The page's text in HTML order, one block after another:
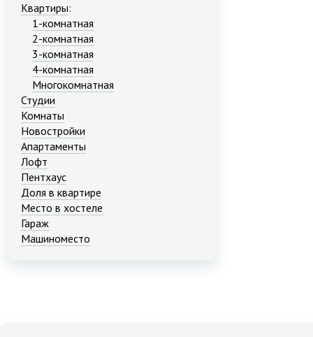
Квартиры:
1-комнатная
2-комнатная
3-комнатная
4-комнатная
Многокомнатная
Студии
Комнаты
Новостройки
Апартаменты
Лофт
Пентхаус
Доля в квартире
Место в хостеле
Гараж
Машиноместо